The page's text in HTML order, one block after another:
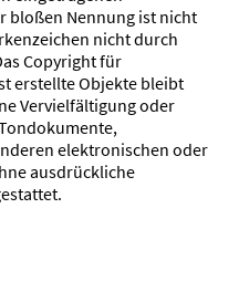
bloßen Nennung ist nicht
nicht durch
Copyright für
erstellte Objekte bleibt
Vervielfältigung oder
elektronischen oder
ausdrückliche